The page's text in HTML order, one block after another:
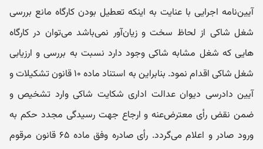
آیین‌نامه اجرایی با عنایت به اینکه تعطیل بودن کارگاه مانع بررسی
شغل شاکی از لحاظ سخت و زیان‌آور نمی‌باشد می‌توان در کارگاه‌
هایی که شغل مشابه شاکی وجود دارد نسبت به بررسی و ارزیابی
شغل شاکی اقدام نمود. بنابراین به استناد ماده ۱۰ قانون تشکیلات و
آیین دادرسی دیوان عدالت اداری شکایت شاکی وارد تشخیص و
ضمن نقض رأی معترض‌عنه و ارجاع جهت رسیدگی مجدد حکم به
ورود صادر و اعلام می‌گردد. رأی صادره وفق ماده ۶۵ قانون مرقوم